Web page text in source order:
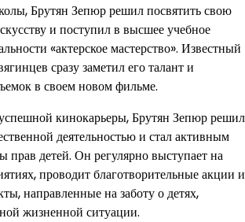
Брутян Зепюр решил посвятить свою
и поступил в высшее учебное
«актерское мастерство». Известный
сразу заметил его талант и
в своем новом фильме.
кинокарьеры, Брутян Зепюр решил
деятельностью и стал активным
прав детей. Он регулярно выступает на
проводит благотворительные акции и
направленные на заботу о детях,
жизненной ситуации.